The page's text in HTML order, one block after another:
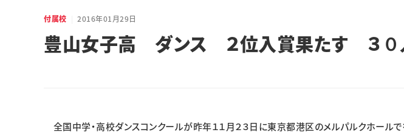
付属校 2016年01月29日
豊山女子高 ダンス ２位入賞果たす ３０
全国中学・高校ダンスコンクールが昨年１１月２３日に東京都港区のメルパルクホール